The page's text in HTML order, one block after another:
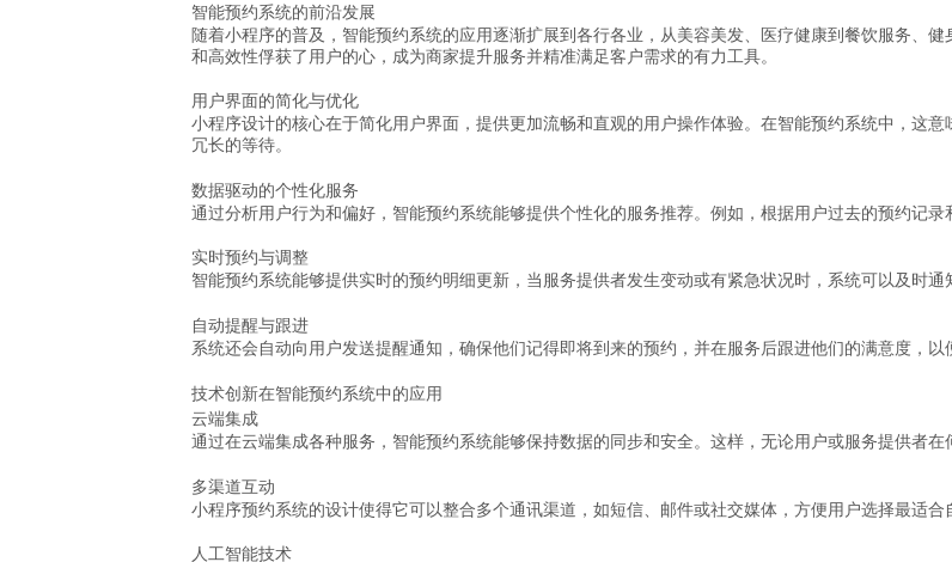
智能预约系统的前沿发展
随着小程序的普及，智能预约系统的应用逐渐扩展到各行各业，从美容美发、医疗健康到餐饮服务、
和高效性俘获了用户的心，成为商家提升服务并精准满足客户需求的有力工具。
用户界面的简化与优化
小程序设计的核心在于简化用户界面，提供更加流畅和直观的用户操作体验。在智能预约系统中，这
冗长的等待。
数据驱动的个性化服务
通过分析用户行为和偏好，智能预约系统能够提供个性化的服务推荐。例如，根据用户过去的预约记录
实时预约与调整
智能预约系统能够提供实时的预约明细更新，当服务提供者发生变动或有紧急状况时，系统可以及时通
自动提醒与跟进
系统还会自动向用户发送提醒通知，确保他们记得即将到来的预约，并在服务后跟进他们的满意度，以
技术创新在智能预约系统中的应用
云端集成
通过在云端集成各种服务，智能预约系统能够保持数据的同步和安全。这样，无论用户或服务提供者在
多渠道互动
小程序预约系统的设计使得它可以整合多个通讯渠道，如短信、邮件或社交媒体，方便用户选择最适合
人工智能技术